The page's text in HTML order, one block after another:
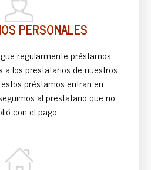
PERSONALES
regularmente préstamos
a los prestatarios de nuestros
préstamos entran en
al prestatario que no
con el pago.